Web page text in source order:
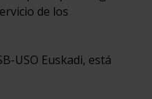
de los
USO Euskadi, está